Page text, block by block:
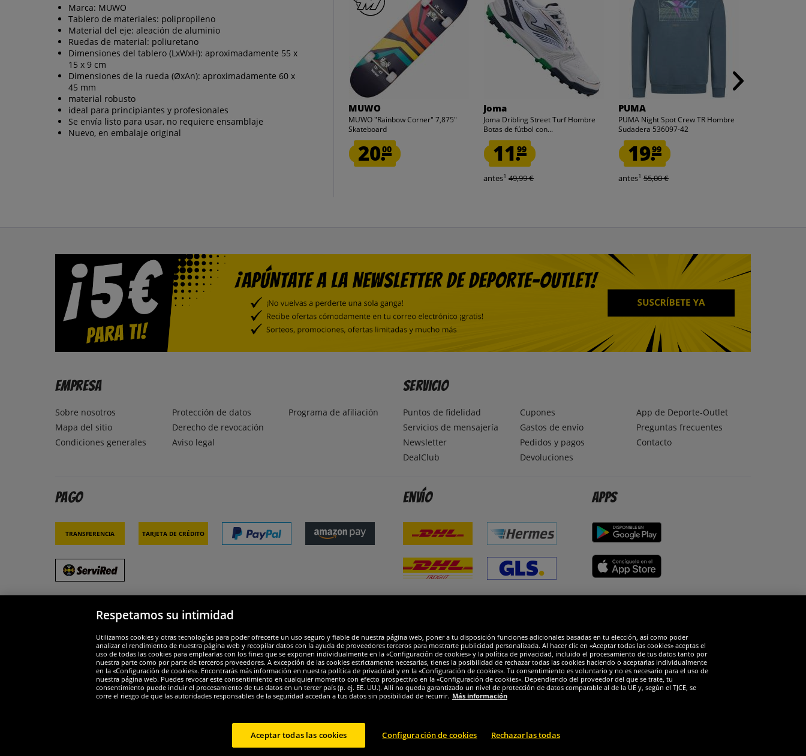
Marca: MUWO
Tablero de materiales: polipropileno
Material del eje: aleación de aluminio
Ruedas de material: poliuretano
Dimensiones del tablero (LxWxH): aproximadamente 55 x
15 x 9 cm
Dimensiones de la rueda (ØxAn): aproximadamente 60 x
45 mm
material robusto
ideal para principiantes y profesionales
Se envía listo para usar, no requiere ensamblaje
Nuevo, en embalaje original
MUWO
MUWO "Rainbow Corner" 7,875"
Skateboard
20.00
Joma
Joma Dribling Street Turf Hombre
Botas de fútbol con...
11.99
antes1 49,99 €
PUMA
PUMA Night Spot Crew TR Hombre
Sudadera 536097-42
19.99
antes1 55,00 €
Empresa
Sobre nosotros
Mapa del sitio
Condiciones generales
Protección de datos
Derecho de revocación
Aviso legal
Programa de afiliación
Servicio
Puntos de fidelidad
Servicios de mensajería
Newsletter
DealClub
Cupones
Gastos de envío
Pedidos y pagos
Devoluciones
App de Deporte-Outlet
Preguntas frecuentes
Contacto
Pago
Transferencia Tarjeta de crédito
Envío Apps
Widerruf
Respetamos su intimidad
Utilizamos cookies y otras tecnologías para poder ofrecerte un uso seguro y fiable de nuestra página web, poner a tu disposición funciones adicionales basadas en tu elección, así como poder
analizar el rendimiento de nuestra página web y recopilar datos con la ayuda de proveedores terceros para mostrarte publicidad personalizada. Al hacer clic en «Aceptar todas las cookies» aceptas el
uso de todas las cookies para emplearlas con los fines que se exponen individualmente en la «Configuración de cookies» y la política de privacidad, incluido el procesamiento de tus datos tanto por
nuestra parte como por parte de terceros proveedores. A excepción de las cookies estrictamente necesarias, tienes la posibilidad de rechazar todas las cookies haciendo o aceptarlas individualmente
en la «Configuración de cookies». Encontrarás más información en nuestra política de privacidad y en la «Configuración de cookies». Tu consentimiento es voluntario y no es necesario para el uso de
nuestra página web. Puedes revocar este consentimiento en cualquier momento con efecto prospectivo en la «Configuración de cookies». Dependiendo del proveedor del que se trate, tu
consentimiento puede incluir el procesamiento de tus datos en un tercer país (p. ej. EE. UU.). Allí no queda garantizado un nivel de protección de datos comparable al de la UE y, según el TJCE, se
corre el riesgo de que las autoridades responsables de la seguridad accedan a tus datos sin posibilidad de recurrir. Más información
Configuración de cookies Rechazarlas todas
Aceptar todas las cookies